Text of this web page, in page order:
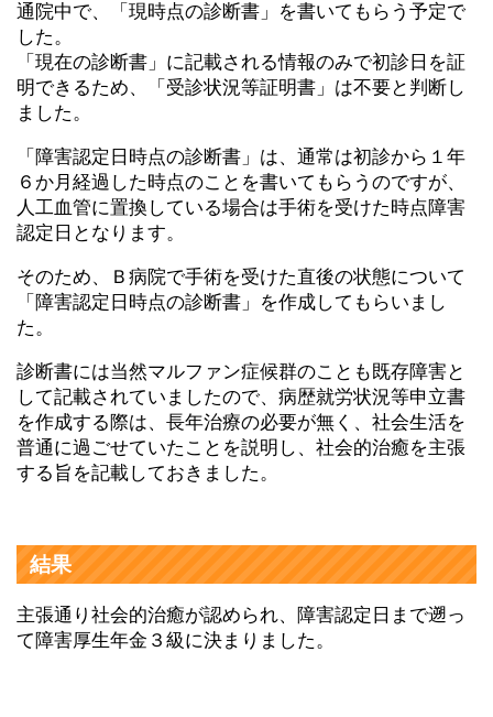
通院中で、「現時点の診断書」を書いてもらう予定で
した。
「現在の診断書」に記載される情報のみで初診日を証
明できるため、「受診状況等証明書」は不要と判断し
ました。
「障害認定日時点の診断書」は、通常は初診から１年
６か月経過した時点のことを書いてもらうのですが、
人工血管に置換している場合は手術を受けた時点障害
認定日となります。
そのため、Ｂ病院で手術を受けた直後の状態について
「障害認定日時点の診断書」を作成してもらいまし
た。
診断書には当然マルファン症候群のことも既存障害と
して記載されていましたので、病歴就労状況等申立書
を作成する際は、長年治療の必要が無く、社会生活を
普通に過ごせていたことを説明し、社会的治癒を主張
する旨を記載しておきました。
結果
主張通り社会的治癒が認められ、障害認定日まで遡っ
て障害厚生年金３級に決まりました。